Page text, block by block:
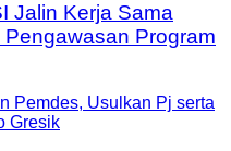
Jalin Kerja Sama
Program